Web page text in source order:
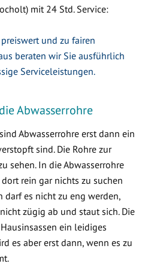
mit 24 Std. Service:
und zu fairen
beraten wir Sie ausführlich
Serviceleistungen.
Abwasserrohre
Abwasserrohre erst dann ein
sind. Die Rohre zur
sehen. In die Abwasserrohre
rein gar nichts zu suchen
darf es nicht zu eng werden,
zügig ab und staut sich. Die
ein leidiges
es aber erst dann, wenn es zu